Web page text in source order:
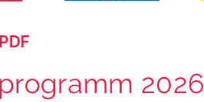
2026